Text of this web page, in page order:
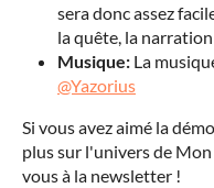
sera donc assez
la quête, la
Musique: La
@Yazorius
Si vous avez aimé la
plus sur l'univers de
vous à la newsletter !